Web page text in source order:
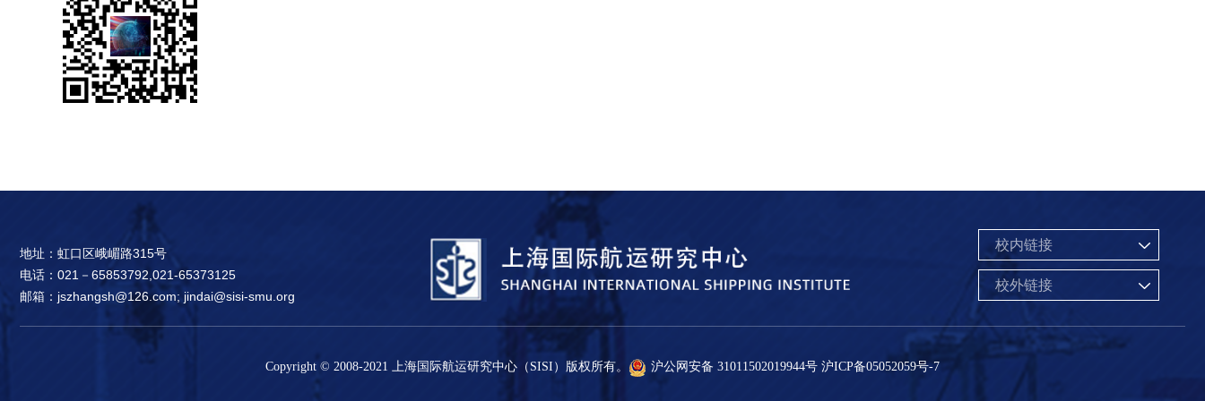
地址：虹口区峨嵋路315号
电话：021－65853792,021-65373125
邮箱：jszhangsh@126.com; jindai@sisi-smu.org
校内链接
校外链接
Copyright © 2008-2021 上海国际航运研究中心（SISI）版权所有。 沪公网安备 31011502019944号 沪ICP备05052059号-7